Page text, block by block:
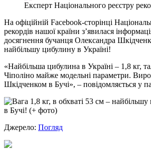
Експерт Національного реєстру
На офіційній Facebook-сторінці
рекордів нашої країни з’явилася
досягнення бучанця Олександра
найбільшу цибулину в Україні!
«Найбільша цибулина в Україні – 1,8 кг,
Чіполіно майже модельні параметри.
Шкідченком в Бучі», – повідомляється у
Джерело: Погляд